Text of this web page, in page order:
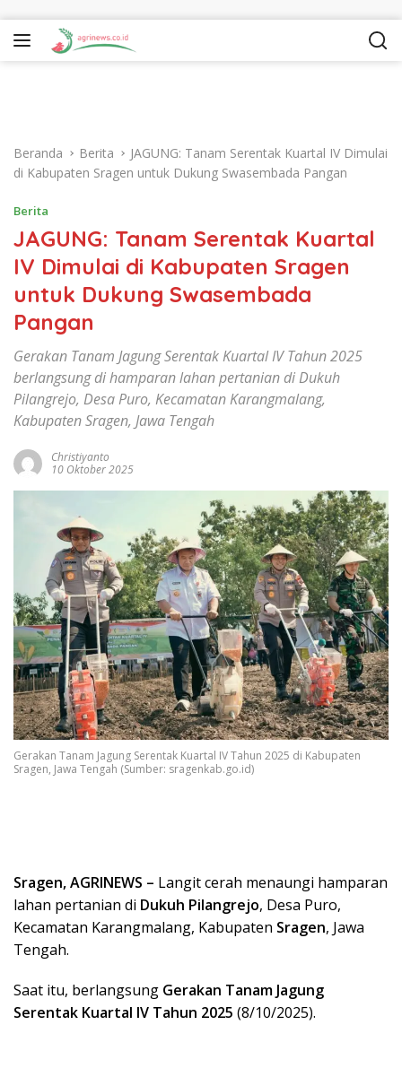
Beranda Berita
JAGUNG: Tanam Serentak Kuartal IV Dimulai
di Kabupaten Sragen untuk Dukung Swasembada Pangan
Berita
JAGUNG: Tanam Serentak Kuartal
IV Dimulai di Kabupaten Sragen
untuk Dukung Swasembada
Pangan
Gerakan Tanam Jagung Serentak Kuartal IV Tahun 2025
berlangsung di hamparan lahan pertanian di Dukuh
Pilangrejo, Desa Puro, Kecamatan Karangmalang,
Kabupaten Sragen, Jawa Tengah
Christiyanto
10 Oktober 2025
Gerakan Tanam Jagung Serentak Kuartal IV Tahun 2025 di Kabupaten
Sragen, Jawa Tengah (Sumber: sragenkab.go.id)
Sragen, AGRINEWS – Langit cerah menaungi hamparan
lahan pertanian di Dukuh Pilangrejo, Desa Puro,
Kecamatan Karangmalang, Kabupaten Sragen, Jawa
Tengah.
Saat itu, berlangsung Gerakan Tanam Jagung
Serentak Kuartal IV Tahun 2025 (8/10/2025).